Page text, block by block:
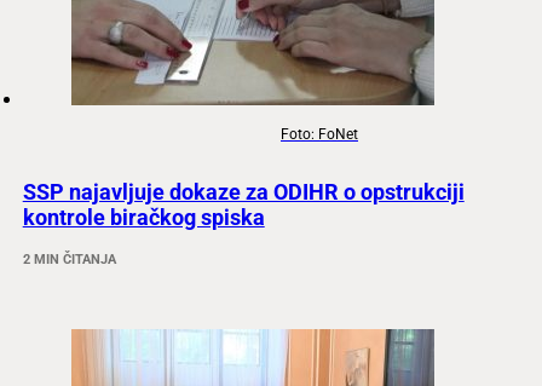
Foto: FoNet
SSP najavljuje dokaze za ODIHR o opstrukciji
kontrole biračkog spiska
2 MIN ČITANJA